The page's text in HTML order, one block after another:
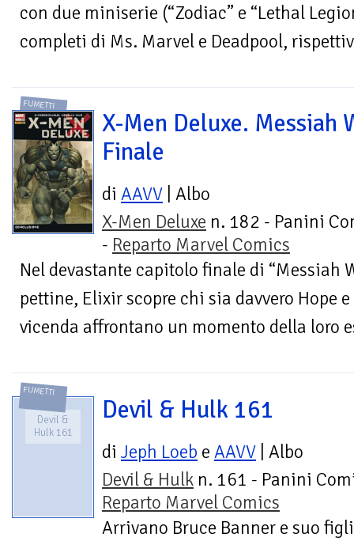
con due miniserie (“Zodiac” e “Lethal
completi di Ms. Marvel e Deadpool,
FUMETTI
X-Men Deluxe. Messiah
Finale
di AAVV | Albo
X-Men Deluxe n. 182 - Panini
- Reparto Marvel Comics
Nel devastante capitolo finale di “Messiah
pettine, Elixir scopre chi sia davvero Hope
vicenda affrontano un momento della loro
FUMETTI
Devil &
Hulk 161
Devil & Hulk 161
di Jeph Loeb e AAVV | Albo
Devil & Hulk n. 161 - Panini
Reparto Marvel Comics
Arrivano Bruce Banner e suo